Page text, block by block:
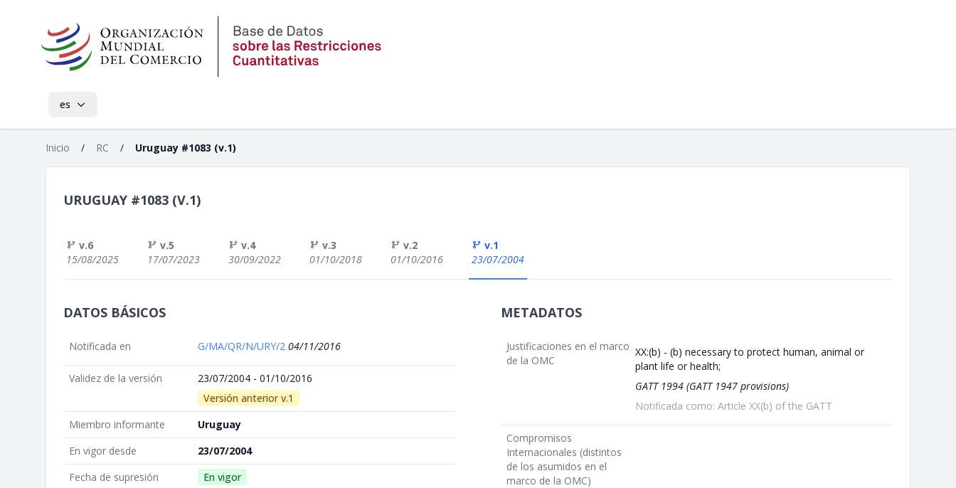
es
Inicio / RC / Uruguay #1083 (v.1)
URUGUAY #1083 (V.1)
v.6
15/08/2025
v.5
17/07/2023
v.4
30/09/2022
v.3
01/10/2018
v.2
01/10/2016
v.1
23/07/2004
DATOS BÁSICOS
Notificada en G/MA/QR/N/URY/2 04/11/2016
Validez de la versión
23/07/2004 - 01/10/2016
Versión anterior v.1
Miembro informante
Uruguay
En vigor desde
23/07/2004
Fecha de supresión
En vigor
METADATOS
Justificaciones en el marco
de la OMC
XX:(b) - (b) necessary to protect human, animal or
plant life or health;
GATT 1994 (GATT 1947 provisions)
Notificada como: Article XX(b) of the GATT
Compromisos
Internacionales (distintos
de los asumidos en el
marco de la OMC)